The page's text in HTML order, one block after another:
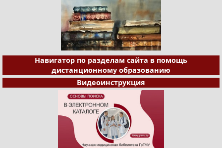
Навигатор по разделам сайта в помощь
дистанционному образованию
Видеоинструкция